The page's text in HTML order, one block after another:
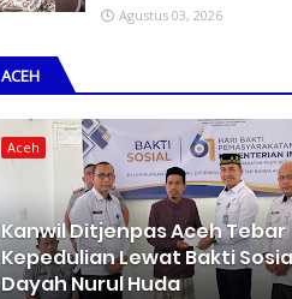
Agustus 03, 2026
ACEH
Aceh
Kanwil Ditjenpas Aceh Tebar
Kepedulian Lewat Bakti
Dayah Nurul Huda